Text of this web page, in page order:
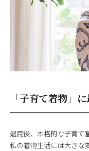
「子育て着物」
退院後、本格的な子育て
私の着物生活には大きな